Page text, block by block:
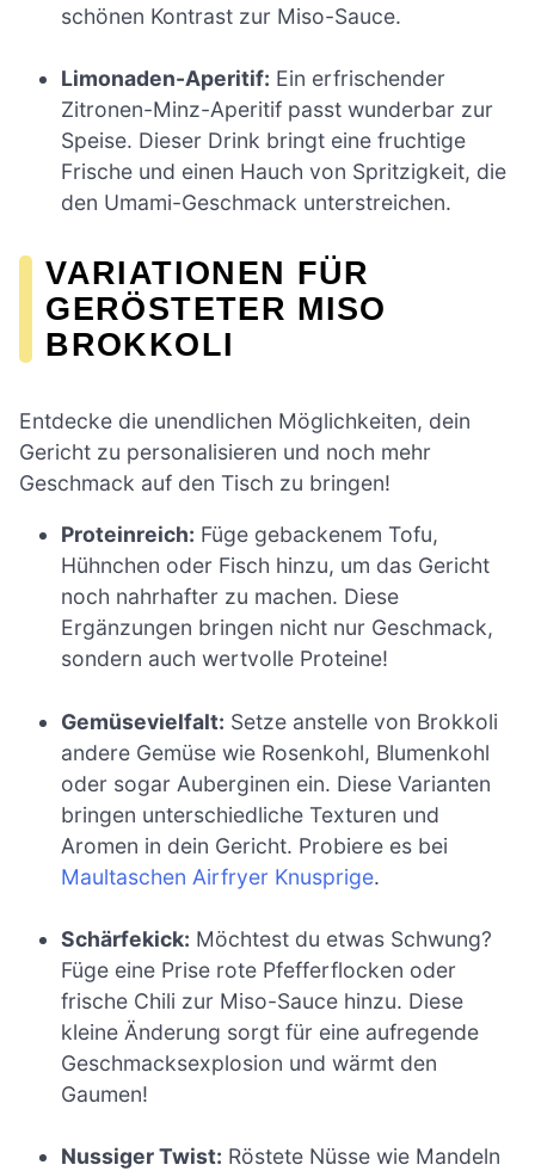
schönen Kontrast zur Miso-Sauce.
Limonaden-Aperitif: Ein erfrischender
Zitronen-Minz-Aperitif passt wunderbar zur
Speise. Dieser Drink bringt eine fruchtige
Frische und einen Hauch von Spritzigkeit, die
den Umami-Geschmack unterstreichen.
VARIATIONEN FÜR
GERÖSTETER MISO
BROKKOLI
Entdecke die unendlichen Möglichkeiten, dein
Gericht zu personalisieren und noch mehr
Geschmack auf den Tisch zu bringen!
Proteinreich: Füge gebackenem Tofu,
Hühnchen oder Fisch hinzu, um das Gericht
noch nahrhafter zu machen. Diese
Ergänzungen bringen nicht nur Geschmack,
sondern auch wertvolle Proteine!
Gemüsevielfalt: Setze anstelle von Brokkoli
andere Gemüse wie Rosenkohl, Blumenkohl
oder sogar Auberginen ein. Diese Varianten
bringen unterschiedliche Texturen und
Aromen in dein Gericht. Probiere es bei
Maultaschen Airfryer Knusprige.
Schärfekick: Möchtest du etwas Schwung?
Füge eine Prise rote Pfefferflocken oder
frische Chili zur Miso-Sauce hinzu. Diese
kleine Änderung sorgt für eine aufregende
Geschmacksexplosion und wärmt den
Gaumen!
Nussiger Twist: Röstete Nüsse wie Mandeln